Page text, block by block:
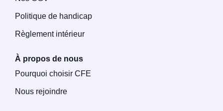
Politique de handicap
Règlement intérieur
À propos de nous
Pourquoi choisir CFE
Nous rejoindre